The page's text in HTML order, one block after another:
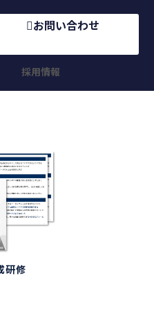
お問い合わせ
採用情報
研修